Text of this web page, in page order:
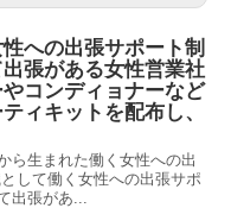
への出張サポート制
張がある女性営業社
コンディョナーなど
ィキットを配布し、
ら生まれた働く女性への出
して働く女性への出張サポ
出張があ...